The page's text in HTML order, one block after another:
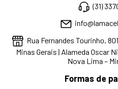
(31)
Rua Fernandes Tourinho,
Minas Gerais | Alameda Oscar
Nova Lima –
Formas de